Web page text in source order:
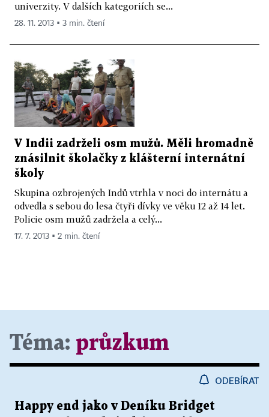
univerzity. V dalších kategoriích se...
28. 11. 2013 ▪ 3 min. čtení
V Indii zadrželi osm mužů. Měli hromadně
znásilnit školačky z klášterní internátní
školy
Skupina ozbrojených Indů vtrhla v noci do internátu a
odvedla s sebou do lesa čtyři dívky ve věku 12 až 14 let.
Policie osm mužů zadržela a celý...
17. 7. 2013 ▪ 2 min. čtení
Téma: průzkum
ODEBÍRAT
Happy end jako v Deníku Bridget